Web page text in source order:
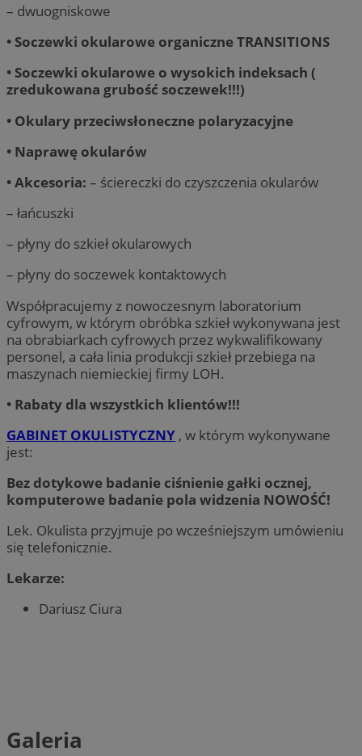
– dwuogniskowe
• Soczewki okularowe organiczne TRANSITIONS
• Soczewki okularowe o wysokich indeksach (
zredukowana grubość soczewek!!!)
• Okulary przeciwsłoneczne polaryzacyjne
• Naprawę okularów
• Akcesoria: – ściereczki do czyszczenia okularów
– łańcuszki
– płyny do szkieł okularowych
– płyny do soczewek kontaktowych
Współpracujemy z nowoczesnym laboratorium
cyfrowym, w którym obróbka szkieł wykonywana jest
na obrabiarkach cyfrowych przez wykwalifikowany
personel, a cała linia produkcji szkieł przebiega na
maszynach niemieckiej firmy LOH.
• Rabaty dla wszystkich klientów!!!
GABINET OKULISTYCZNY , w którym wykonywane
jest:
Bez dotykowe badanie ciśnienie gałki ocznej,
komputerowe badanie pola widzenia NOWOŚĆ!
Lek. Okulista przyjmuje po wcześniejszym umówieniu
się telefonicznie.
Lekarze:
Dariusz Ciura
Galeria